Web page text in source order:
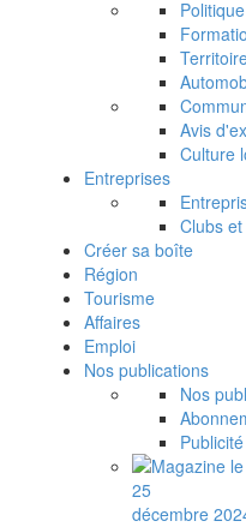
Politique
Avis
Culture
Entreprises
Clubs
Créer sa boîte
Région
Tourisme
Affaires
Emploi
Nos publications
Nos
Publicité
décembre